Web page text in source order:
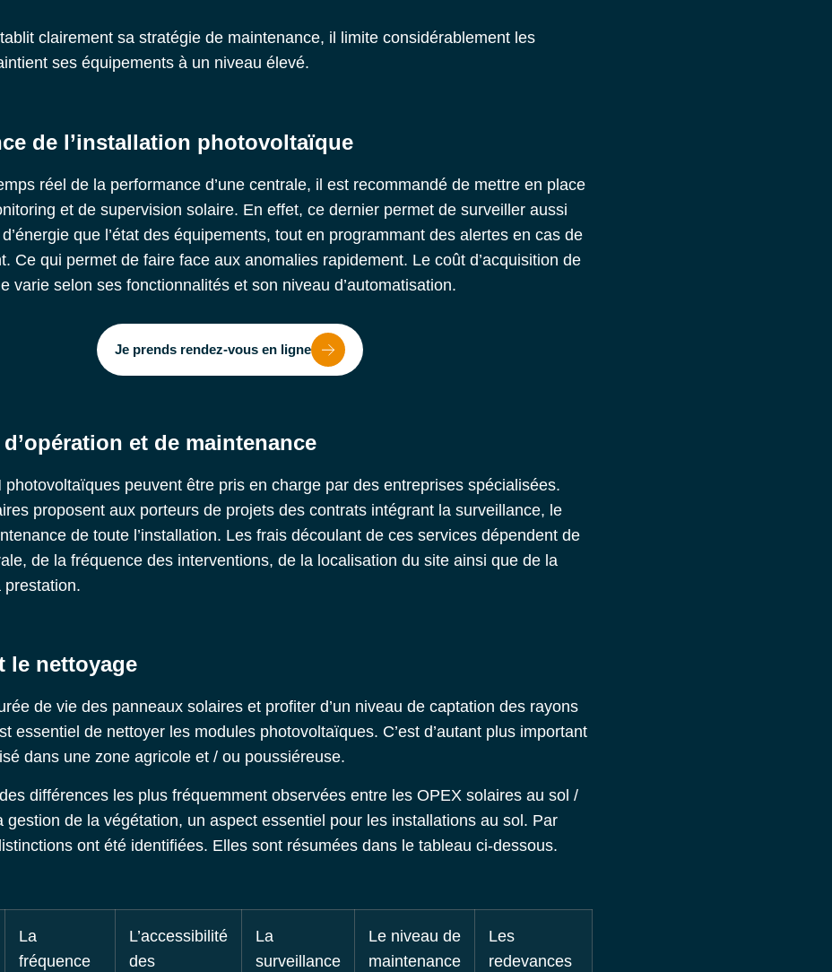
clairement sa stratégie de maintenance, il limite considérablement les
ses équipements à un niveau élevé.
de l’installation photovoltaïque
réel de la performance d’une centrale, il est recommandé de mettre en place
et de supervision solaire. En effet, ce dernier permet de surveiller aussi
que l’état des équipements, tout en programmant des alertes en cas de
Ce qui permet de faire face aux anomalies rapidement. Le coût d’acquisition de
varie selon ses fonctionnalités et son niveau d’automatisation.
Je prends rendez-vous en ligne
et de maintenance
photovoltaïques peuvent être pris en charge par des entreprises spécialisées.
proposent aux porteurs de projets des contrats intégrant la surveillance, le
de toute l’installation. Les frais découlant de ces services dépendent de
de la fréquence des interventions, de la localisation du site ainsi que de la
prestation.
le nettoyage
de vie des panneaux solaires et profiter d’un niveau de captation des rayons
essentiel de nettoyer les modules photovoltaïques. C’est d’autant plus important
dans une zone agricole et / ou poussiéreuse.
différences les plus fréquemment observées entre les OPEX solaires au sol /
gestion de la végétation, un aspect essentiel pour les installations au sol. Par
ont été identifiées. Elles sont résumées dans le tableau ci-dessous.
La
fréquence
L’accessibilité
des
La
surveillance
Le niveau de
maintenance
Les
redevances